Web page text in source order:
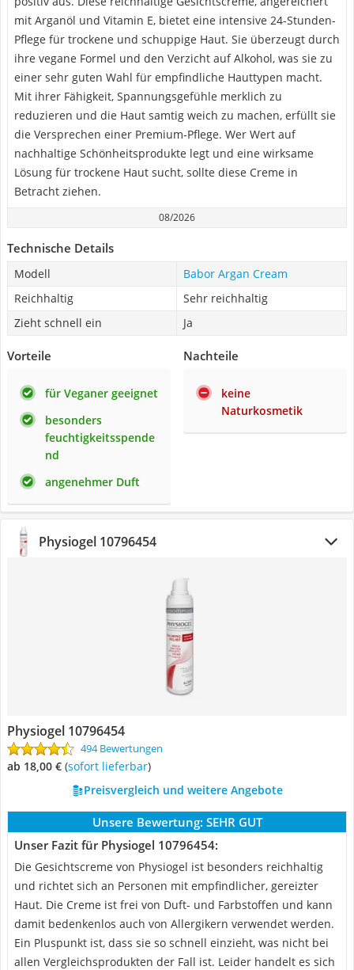
mit Arganöl und Vitamin E, bietet eine intensive 24-Stunden-
Pflege für trockene und schuppige Haut. Sie überzeugt durch
ihre vegane Formel und den Verzicht auf Alkohol, was sie zu
einer sehr guten Wahl für empfindliche Hauttypen macht.
Mit ihrer Fähigkeit, Spannungsgefühle merklich zu
reduzieren und die Haut samtig weich zu machen, erfüllt sie
die Versprechen einer Premium-Pflege. Wer Wert auf
nachhaltige Schönheitsprodukte legt und eine wirksame
Lösung für trockene Haut sucht, sollte diese Creme in
Betracht ziehen.
08/2026
Technische Details
Modell
Babor Argan Cream
Reichhaltig
Sehr reichhaltig
Zieht schnell ein
Ja
Vorteile
für Veganer geeignet
besonders
feuchtigkeitsspende
nd
angenehmer Duft
Nachteile
keine
Naturkosmetik
Physiogel 10796454
Physiogel 10796454
494 Bewertungen
ab 18,00 € ( Sofort lieferbar)
Preisvergleich und weitere Angebote
Unsere Bewertung: SEHR GUT
Unser Fazit für Physiogel 10796454:
Die Gesichtscreme von Physiogel ist besonders reichhaltig
und richtet sich an Personen mit empfindlicher, gereizter
Haut. Die Creme ist frei von Duft- und Farbstoffen und kann
damit bedenkenlos auch von Allergikern verwendet werden.
Ein Pluspunkt ist, dass sie so schnell einzieht, was nicht bei
allen Vergleichsprodukten der Fall ist. Leider handelt es sich